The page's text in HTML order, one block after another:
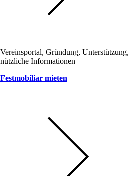
Vereinsportal, Gründung, Unterstützung,
nützliche Informationen
Festmobiliar mieten